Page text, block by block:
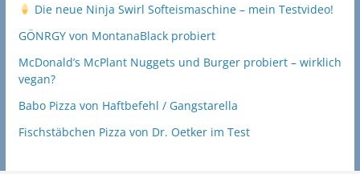
Die neue Ninja Swirl Softeismaschine – mein Testvideo!
GÖNRGY von MontanaBlack probiert
McDonald’s McPlant Nuggets und Burger probiert – wirklich
vegan?
Babo Pizza von Haftbefehl / Gangstarella
Fischstäbchen Pizza von Dr. Oetker im Test